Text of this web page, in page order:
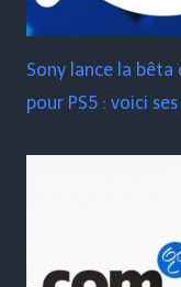
Sony lance la
pour PS5 : voici